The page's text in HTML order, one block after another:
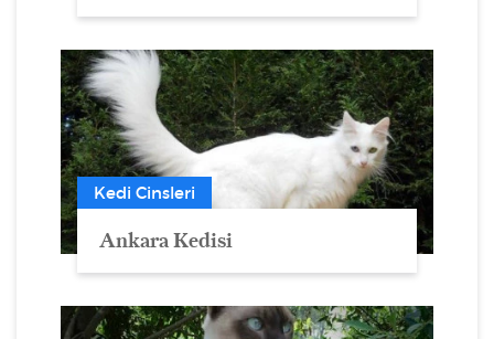
Kedi Cinsleri
Ankara Kedisi